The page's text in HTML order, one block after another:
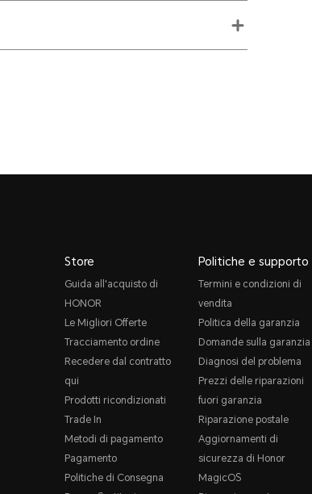
Store
Guida all'acquisto di
HONOR
Le Migliori Offerte
Tracciamento ordine
Recedere dal contratto
qui
Prodotti ricondizionati
Trade In
Metodi di pagamento
Pagamento
Politiche di Consegna
Politiche e supporto
Termini e condizioni di
vendita
Politica della garanzia
Domande sulla garanzia
Diagnosi del problema
Prezzi delle riparazioni
fuori garanzia
Riparazione postale
Aggiornamenti di
sicurezza di Honor
MagicOS